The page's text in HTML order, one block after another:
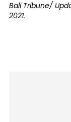
Bali Tribune/
2021.